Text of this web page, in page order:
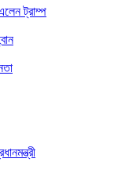
ট্রাম্প